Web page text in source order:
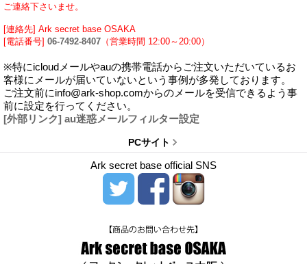
ご連絡下さいませ。
[連絡先] Ark secret base OSAKA
[電話番号] 06-7492-8407 （営業時間 12:00～20:00）
※特にicloudメールやauの携帯電話からご注文いただいているお
客様にメールが届いていないという事例が多発しております。
ご注文前にinfo@ark-shop.comからのメールを受信できるよう事
前に設定を行ってください。
[外部リンク] au迷惑メールフィルター設定
PCサイト
Ark secret base official SNS